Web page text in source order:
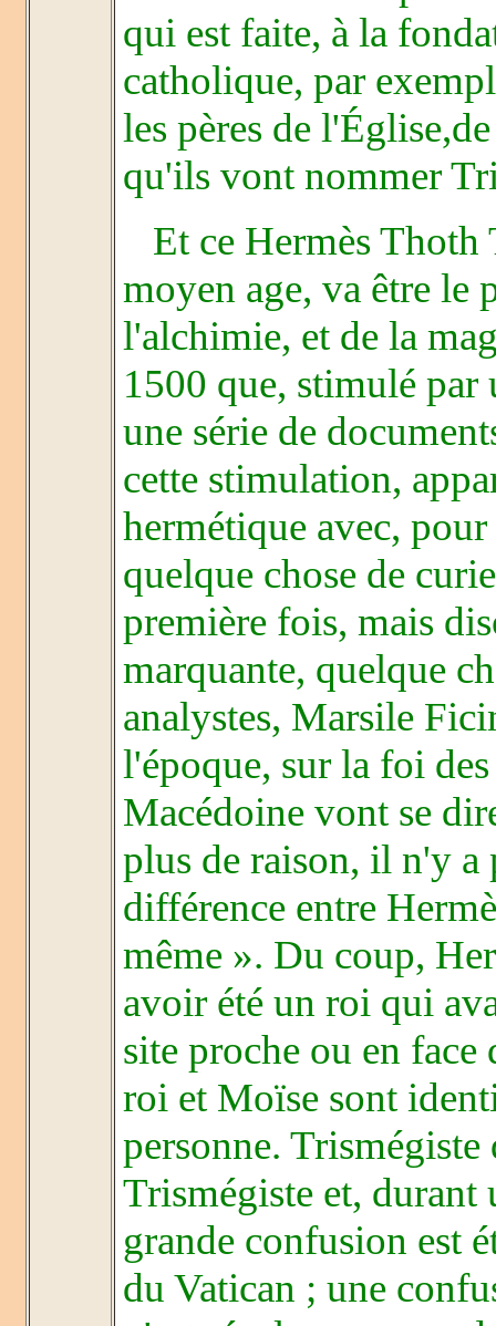
qui est faite, à la
catholique, par
les pères de
qu'ils vont nommer
Et ce Hermès Thoth
moyen age, va être le
l'alchimie, et de la
1500 que, stimulé par
une série de
cette stimulation,
hermétique avec,
quelque chose de
première fois, mais
marquante, quelque
analystes, Marsile
l'époque, sur la foi
Macédoine vont se
plus de raison, il n'y a
différence entre
même ». Du coup,
avoir été un roi qui
site proche ou en
roi et Moïse sont
personne.
Trismégiste et, durant
grande confusion est
du Vatican ; une